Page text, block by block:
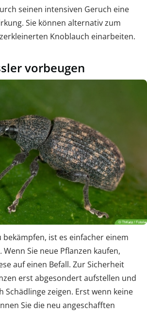
seinen intensiven Geruch eine
Sie können alternativ zum
Knoblauch einarbeiten.
vorbeugen
ist es einfacher einem
Sie neue Pflanzen kaufen,
auf einen Befall. Zur Sicherheit
erst abgesondert aufstellen und
Schädlinge zeigen. Erst wenn keine
Sie die neu angeschafften